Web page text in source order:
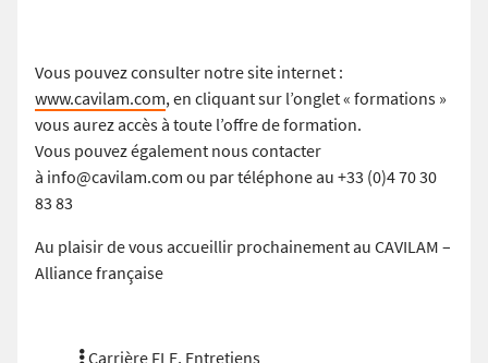
Vous pouvez consulter notre site internet :
www.cavilam.com, en cliquant sur l’onglet « formations »
vous aurez accès à toute l’offre de formation.
Vous pouvez également nous contacter
à info@cavilam.com ou par téléphone au +33 (0)4 70 30
83 83
Au plaisir de vous accueillir prochainement au CAVILAM –
Alliance française
Carrière FLE, Entretiens